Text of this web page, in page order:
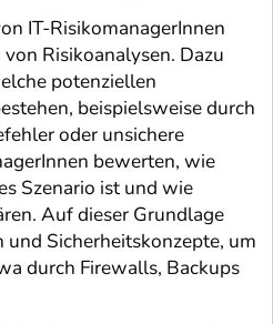
IT-RisikomanagerInnen
Risikoanalysen. Dazu
potenziellen
beispielsweise durch
oder unsichere
bewerten, wie
Szenario ist und wie
Auf dieser Grundlage
Sicherheitskonzepte, um
durch Firewalls, Backups